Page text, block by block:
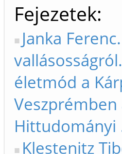
Fejezetek
Janka
életmód a
Veszprémben
Hittudományi
Klestenitz